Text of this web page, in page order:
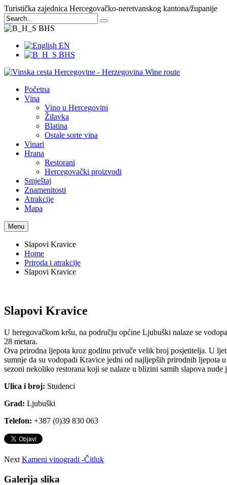
Turistička zajednica Hercegovačko-neretvanskog kantona/županije
BHS
EN
BHS
Početna
Vina
Vino u Hercegovini
Žilavka
Blatina
Ostale sorte vina
Vinari
Hrana
Restorani
Hercegovački proizvodi
Smještaj
Znamenitosti
Atrakcije
Mapa
Menu
Slapovi Kravice
Home
Priroda i atrakcije
Slapovi Kravice
Slapovi Kravice
U heregovačkom kršu, na području općine Ljubuški nalaze se
28 metara.
Ova prirodna ljepota kroz godinu privuče velik broj posjetitelja. U
sumnje da su vodopadi Kravice jedni od najljepših prirodnih ljepota
sezoni nekoliko restorana koji se nalaze u blizini samih slapova
Ulica i broj: Studenci
Grad: Ljubuški
Telefon: +387 (0)39 830 063
Next Kameni vinogradi -Čitluk
Galerija slika